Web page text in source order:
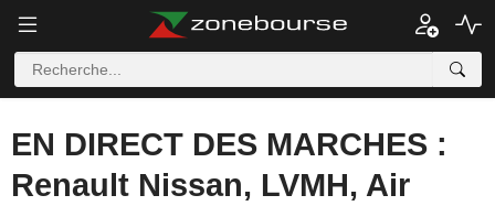
EN DIRECT DES MARCHES :
Renault Nissan, LVMH, Air